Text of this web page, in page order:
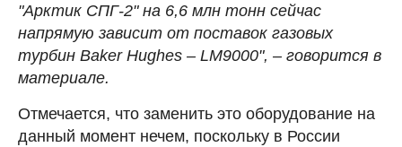
"Арктик СПГ-2" на 6,6 млн тонн сейчас
напрямую зависит от поставок газовых
турбин Baker Hughes – LM9000", – говорится в
материале.
Отмечается, что заменить это оборудование на
данный момент нечем, поскольку в России